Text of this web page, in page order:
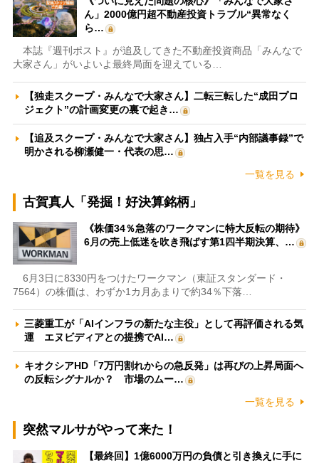
ん」2000億円超不動産投資トラブル“異常なく
ら…
本誌『週刊ポスト』が追及してきた不動産投資商品「みんなで
大家さん」がいよいよ最終局面を迎えている…
【独走スクープ・みんなで大家さん】二転三転した“成田プロ
ジェクト”の計画変更の裏で起き…
【追及スクープ・みんなで大家さん】独占入手“内部議事録”で
明かされる柳瀬健一・代表の思…
一覧を見る
古賀真人「発掘！好決算銘柄」
《株価34％急落のワークマンに特大反転の期待》
6月の売上低迷を吹き飛ばす第1四半期決算、…
6月3日に8330円をつけたワークマン（東証スタンダード・
7564）の株価は、わずか1カ月あまりで約34％下落…
三菱重工が「AIインフラの新たな主役」として再評価される気
運 エヌビディアとの提携でAI…
キオクシアHD「7万円割れからの急反発」は再びの上昇局面へ
の反転シグナルか？ 市場のムー…
一覧を見る
突然マルサがやって来た！
【最終回】1億6000万円の負債と引き換えに手に